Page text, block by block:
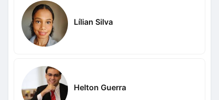
Lílian Silva
Helton Guerra